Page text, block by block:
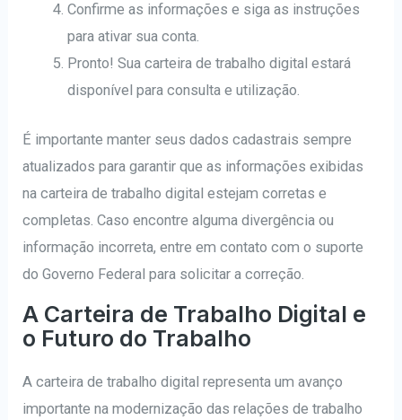
Confirme as informações e siga as instruções
para ativar sua conta.
Pronto! Sua carteira de trabalho digital estará
disponível para consulta e utilização.
É importante manter seus dados cadastrais sempre
atualizados para garantir que as informações exibidas
na carteira de trabalho digital estejam corretas e
completas. Caso encontre alguma divergência ou
informação incorreta, entre em contato com o suporte
do Governo Federal para solicitar a correção.
A Carteira de Trabalho Digital e
o Futuro do Trabalho
A carteira de trabalho digital representa um avanço
importante na modernização das relações de trabalho